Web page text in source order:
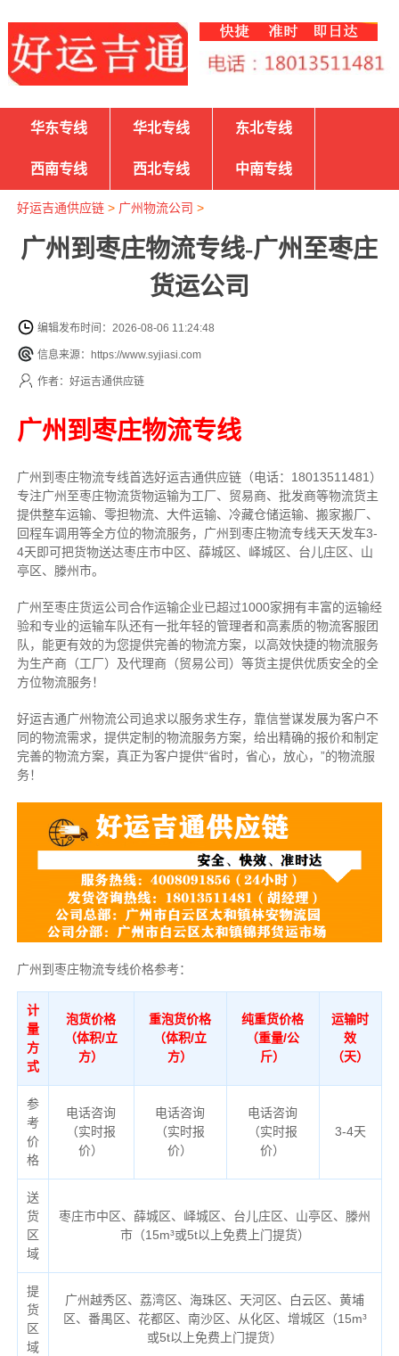
华东专线 华北专线 东北专线
西南专线 西北专线 中南专线
好运吉通供应链> 广州物流公司 >
广州到枣庄物流专线-广州至枣庄
货运公司
编辑发布时间：2026-08-06 11:24:48
信息来源：https://www.syjiasi.com
作者：好运吉通供应链
广州到枣庄物流专线
广州到枣庄物流专线首选好运吉通供应链（电话：18013511481）
专注广州至枣庄物流货物运输为工厂、贸易商、批发商等物流货主
提供整车运输、零担物流、大件运输、冷藏仓储运输、搬家搬厂、
回程车调用等全方位的物流服务，广州到枣庄物流专线天天发车3-
4天即可把货物送达枣庄市中区、薛城区、峄城区、台儿庄区、山
亭区、滕州市。
广州至枣庄货运公司合作运输企业已超过1000家拥有丰富的运输经
验和专业的运输车队还有一批年轻的管理者和高素质的物流客服团
队，能更有效的为您提供完善的物流方案，以高效快捷的物流服务
为生产商（工厂）及代理商（贸易公司）等货主提供优质安全的全
方位物流服务！
好运吉通广州物流公司追求以服务求生存，靠信誉谋发展为客户不
同的物流需求，提供定制的物流服务方案，给出精确的报价和制定
完善的物流方案，真正为客户提供“省时，省心，放心，”的物流服
务！
广州到枣庄物流专线价格参考：
计
量
方
式
泡货价格
（体积/立
方）
重泡货价格
（体积/立
方）
纯重货价格
（重量/公
斤）
运输时
效
（天）
参
考
价
格
电话咨询
（实时报
价）
电话咨询
（实时报
价）
电话咨询
（实时报
价）
3-4天
送
货
区
域
枣庄市中区、薛城区、峄城区、台儿庄区、山亭区、滕州
市（15m³或5t以上免费上门提货）
提
货
区
域
广州越秀区、荔湾区、海珠区、天河区、白云区、黄埔
区、番禺区、花都区、南沙区、从化区、增城区（15m³
或5t以上免费上门提货）